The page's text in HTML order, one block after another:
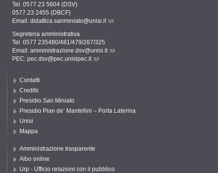
Tel. 0577.23 5604 (DSV)
0577.23 2455 (DBCF)
Email: didattica.sanminiato@unisi.it
Segreteria amministrativa
Tel. 0577 235480/481/479/267/325
Email: amministrazione.dsv@unisi.it
PEC: pec.dsv@pec.unisipec.it
Contatti
Credits
Presidio San Miniato
Presidio Pian de’ Mantellini – Porta Laterina
Unisi
Mappa
Amministrazione trasparente
Albo online
Urp - Ufficio relazioni con il pubblico